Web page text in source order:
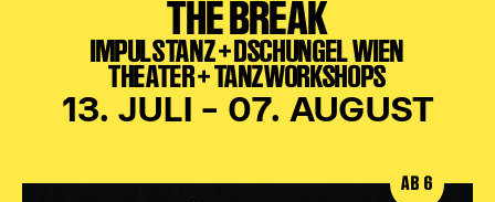
THE BREAK
IMPULSTANZ + DSCHUNGEL WIEN
THEATER + TANZWORKSHOPS
13. JULI – 07. AUGUST
AB 6